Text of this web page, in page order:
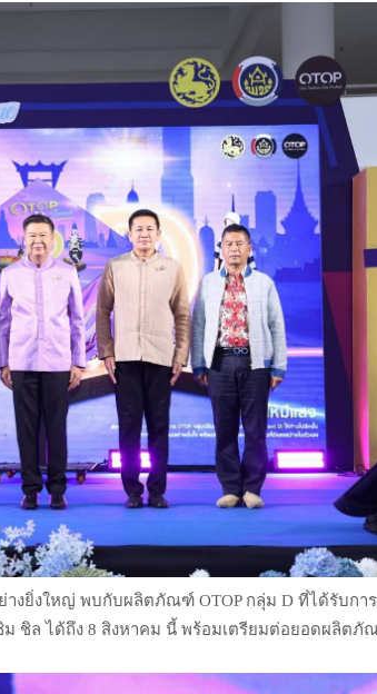
างยิ่งใหญ่ พบกับผลิตภัณฑ์ OTOP กลุ่ม D ที่ได้รับก
ชิล ได้ถึง 8 สิงหาคม นี้ พร้อมเตรียมต่อยอดผลิตภั